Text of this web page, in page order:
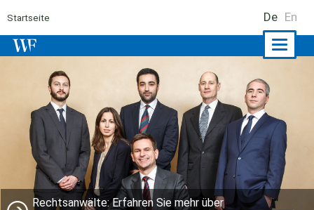
Startseite De En
Rechtsanwälte: Erfahren Sie mehr über